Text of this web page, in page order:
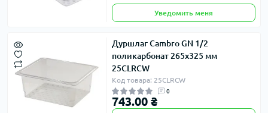
Уведомить меня
Дуршлаг Cambro GN 1/2
поликарбонат 265х325 мм
25CLRCW
Код товара: 25CLRCW
0
743.00 ₴